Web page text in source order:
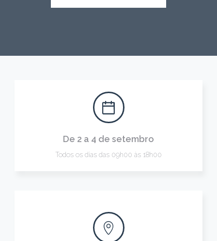
De 2 a 4 de setembro
Todos os dias das 09h00 às 18h00